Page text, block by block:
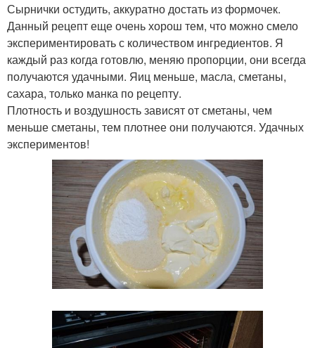
Сырнички остудить, аккуратно достать из формочек.
Данный рецепт еще очень хорош тем, что можно смело
экспериментировать с количеством ингредиентов. Я
каждый раз когда готовлю, меняю пропорции, они всегда
получаются удачными. Яиц меньше, масла, сметаны,
сахара, только манка по рецепту.
Плотность и воздушность зависят от сметаны, чем
меньше сметаны, тем плотнее они получаются. Удачных
экспериментов!